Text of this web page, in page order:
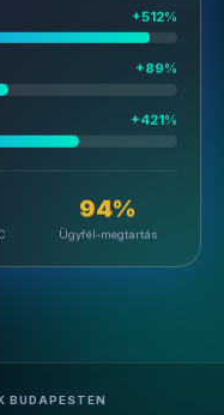
+512%
+89%
+421%
94%
BUDAPESTEN